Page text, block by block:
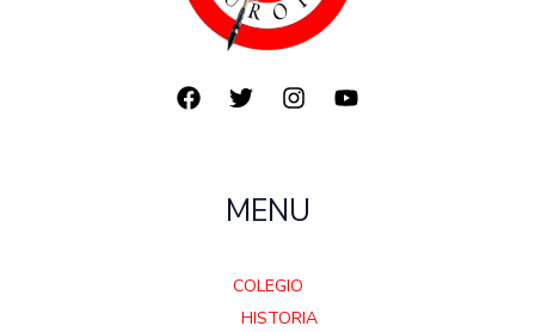
MENU
COLEGIO
HISTORIA